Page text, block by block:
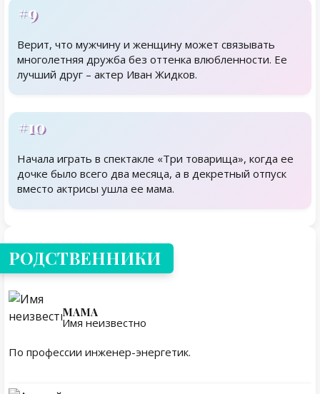
#9
Верит, что мужчину и женщину может связывать
многолетняя дружба без оттенка влюбленности. Ее
лучший друг – актер Иван Жидков.
#10
Начала играть в спектакле «Три товарища», когда ее
дочке было всего два месяца, а в декретный отпуск
вместо актрисы ушла ее мама.
Родственники
РОДСТВЕННИКИ
МАМА
Имя неизвестно
По профессии инженер-энергетик.